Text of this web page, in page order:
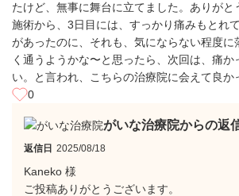
たけど、無事に舞台に立てました。ありがと
施術から、3日目には、すっかり痛みもとれ
があったのに、それも、気にならない程度に
く通うようかな〜と思ったら、次回は、痛か
い。と言われ、こちらの治療院に会えて良か
0
がいな治療院からの返
返信日 2025/08/18
Kaneko 様
ご投稿ありがとうございます。